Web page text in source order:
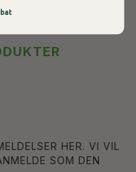
HER. VI VIL
SOM DEN